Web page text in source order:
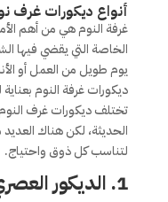
أنواع ديكورات غرف
غرفة النوم هي من أهم
الخاصة التي يقضي فيها
يوم طويل من العمل أو
ديكورات غرفة النوم
تختلف ديكورات غرف
الحديثة، لكن هناك العديد
لتناسب كل ذوق واحتياج.
1. الديكور